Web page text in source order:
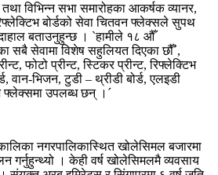
विभिन्न सभा समारोहका आकर्षक व्यानर,
बोर्डको सेवा चितवन फ्लेक्सले सुपथ
बताउनुहुन्छ । `हामीले १८ औँ
सबै सेवामा विशेष सहुलियत दिएका छौँ´,
फोटो प्रीन्ट, स्टिकर प्रीन्ट, रिफ्लेक्टिभ
वान-भिजन, टुडी – थ्रीडी बोर्ड, एलइडी
फ्लेक्समा उपलब्ध छन् ।´
नगरपालिकास्थित खोलेसिमल बजारमा
गर्नुहुन्थ्यो । केही वर्ष खोलेसिमलमै व्यवसाय